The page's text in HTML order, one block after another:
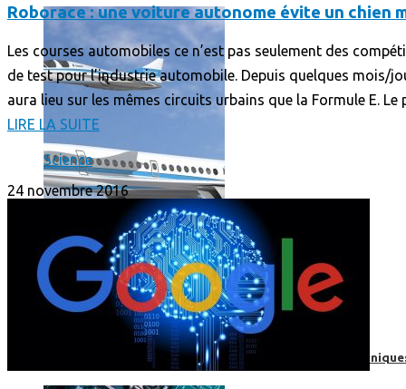
High-Tech
Les circuits imprimés, le coeur de nos appareils
Roborace : une voiture autonome évite un chien
Les courses automobiles ce n’est pas seulement des
de test pour l’industrie automobile. Depuis quelques mois/
aura lieu sur les mêmes circuits urbains que la Formule E. Le
LIRE LA SUITE
Science
24 novembre 2016